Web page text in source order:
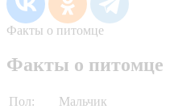
Факты о питомце
Факты о питомце
Пол:
Мальчик